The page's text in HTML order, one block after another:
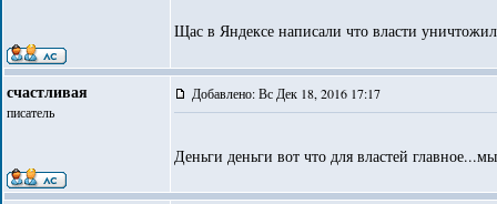
Щас в Яндексе написали что власти
счастливая
писатель
Добавлено: Вс Дек 18, 2016 17:17
Деньги деньги вот что для властей